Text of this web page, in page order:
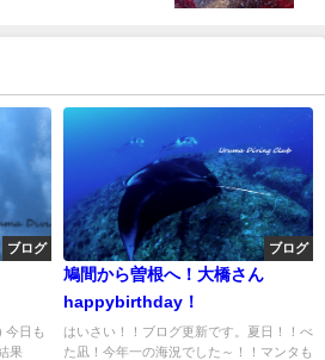
ブログ
今日も
果
ブログ
鳩間から曽根へ！大橋さん
happybirthday！
はいさい！！ブログ更新です。夏日！！べ
た凪！今年一の海況でした～！！マンタも